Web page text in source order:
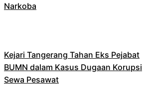
Narkoba
Kejari Tangerang Tahan Eks Pejabat
BUMN dalam Kasus Dugaan Korupsi
Sewa Pesawat